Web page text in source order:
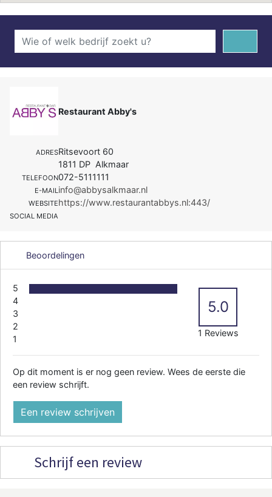
Restaurant Abby's
ADRESRitsevoort 60
1811 DP Alkmaar
TELEFOON072-5111111
E-MAILinfo@abbysalkmaar.nl
WEBSITEhttps://www.restaurantabbys.nl:443/
SOCIAL MEDIA
Beoordelingen
5
4
3
2
1
5.0
1 Reviews
Op dit moment is er nog geen review. Wees de eerste die
een review schrijft.
Een review schrijven
Schrijf een review